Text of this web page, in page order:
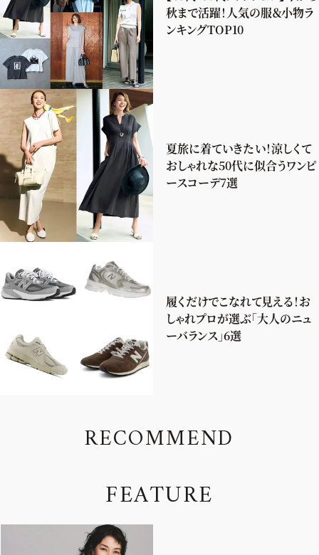
秋まで活躍！人気の服＆小物ラ
ンキングTOP10
夏旅に着ていきたい！涼しくて
おしゃれな50代に似合うワンピ
ースコーデ7選
履くだけでこなれて見える！お
しゃれプロが選ぶ「大人のニュ
ーバランス」6選
RECOMMEND
FEATURE